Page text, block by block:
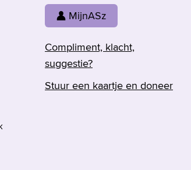
MijnASz
Compliment, klacht,
suggestie?
Stuur een kaartje en doneer